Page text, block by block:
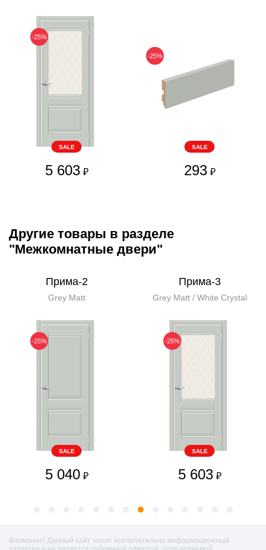
-25%
SALE
5 603 ₽
-25%
SALE
293 ₽
Другие товары в разделе
"Межкомнатные двери"
Прима-2
Grey Matt
-25%
SALE
5 040 ₽
Прима-3
Grey Matt / White Сrystal
-25%
SALE
5 603 ₽
Внимание! Данный сайт носит исключительно информационный